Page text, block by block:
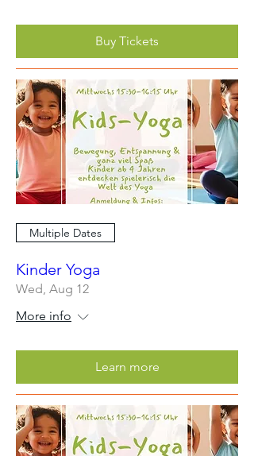
Buy Tickets
Multiple Dates
Kinder Yoga
Wed, Aug 12
More info
Learn more